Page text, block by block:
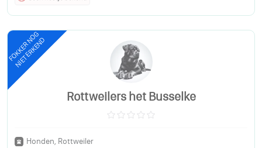
FOKKER NOG
NIET ERKEND
Rottweilers het Busselke
Honden, Rottweiler